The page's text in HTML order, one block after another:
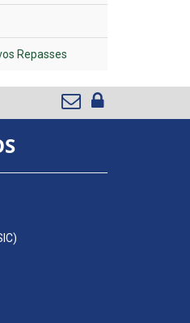
Repasses